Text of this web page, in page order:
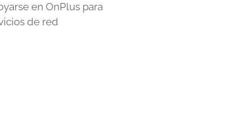
en OnPlus para
de red